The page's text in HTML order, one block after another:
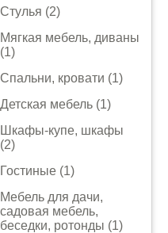
Стулья (2)
Мягкая мебель, диваны
(1)
Спальни, кровати (1)
Детская мебель (1)
Шкафы-купе, шкафы
(2)
Гостиные (1)
Мебель для дачи,
садовая мебель,
беседки, ротонды (1)